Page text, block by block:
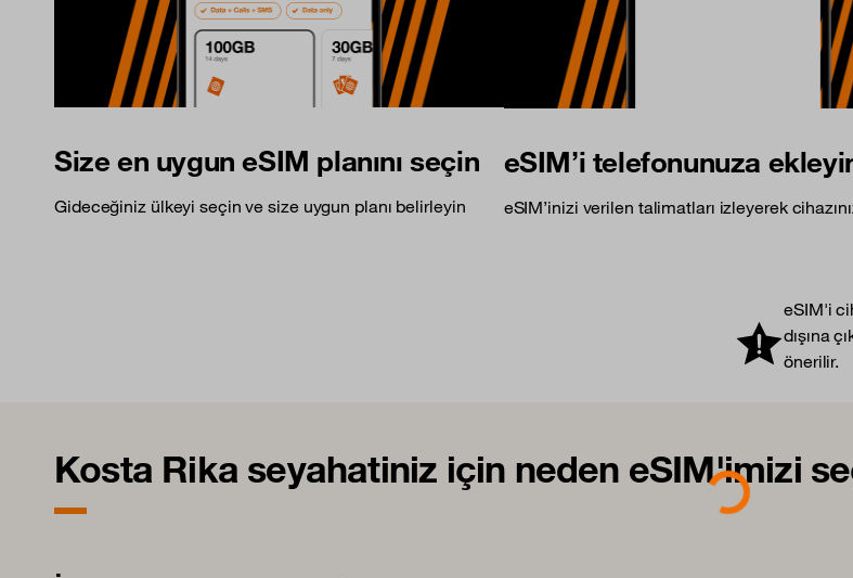
Size en uygun eSIM planını seçin
Gideceğiniz ülkeyi seçin ve size uygun planı belirleyin
eSIM’i telefonunuza
eSIM’inizi verilen talimatları izleyerek
eSIM'i
dışına
önerilir.
Kosta Rika seyahatiniz için neden eSIM'imizi
Loading...